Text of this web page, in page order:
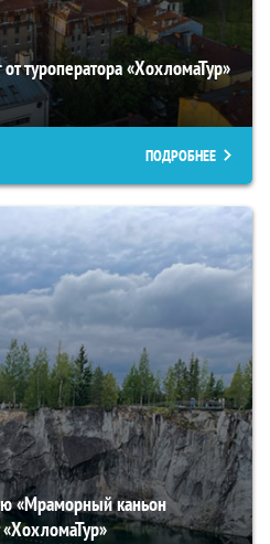
туроператора «ХохломаТур»
ПОДРОБНЕЕ
«Мраморный каньон